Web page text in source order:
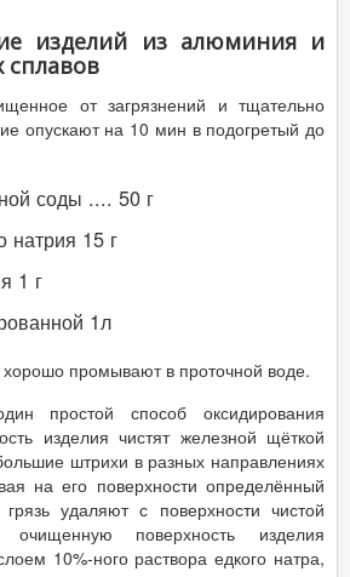
изделий из алюминия и
от загрязнений и тщательно
опускают на 10 мин в подогретый до
соды .... 50 г
натрия 15 г
1 г
1л
хорошо промывают в проточной воде.
простой способ оксидирования
изделия чистят железной щёткой
штрихи в разных направлениях
на его поверхности определённый
удаляют с поверхности чистой
поверхность изделия
10%-ного раствора едкого натра,